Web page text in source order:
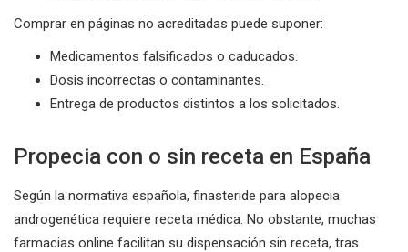
Comprar en páginas no acreditadas puede suponer:
Medicamentos falsificados o caducados.
Dosis incorrectas o contaminantes.
Entrega de productos distintos a los solicitados.
Propecia con o sin receta en España
Según la normativa española, finasteride para alopecia
androgenética requiere receta médica. No obstante, muchas
farmacias online facilitan su dispensación sin receta, tras